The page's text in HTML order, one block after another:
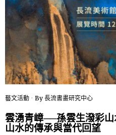
藝文活動 By 長流書畫研究中心
雲湧青嶂──孫雲生潑彩
山水的傳承與當代回望